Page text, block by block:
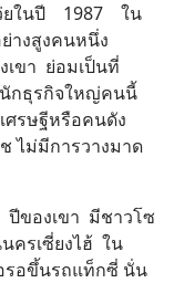
ในปี    1987    ใน
างสูงคนหนึ่ง
ขา  ย่อมเป็นที่
กธุรกิจใหญ่คนนี้
ศรษฐีหรือคนดัง
ไม่มีการวางมาด
ปีของเขา  มีชาวโซ
ครเซี่ยงไฮ้  ใน
รอขึ้นรถแท็กซี่ นั่น